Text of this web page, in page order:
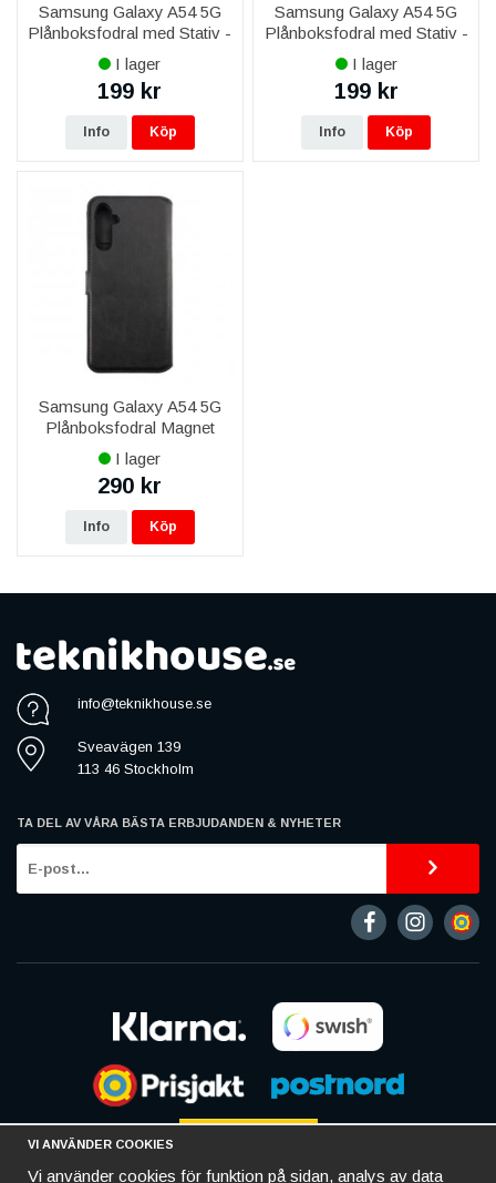
Samsung Galaxy A54 5G
Plånboksfodral med Stativ -
Svart
I lager
199 kr
Info Köp
Samsung Galaxy A54 5G
Plånboksfodral med Stativ -
Brun
I lager
199 kr
Info Köp
Samsung Galaxy A54 5G
Plånboksfodral Magnet
Rvelon - Svart
I lager
290 kr
Info Köp
info@teknikhouse.se
Sveavägen 139
113 46 Stockholm
TA DEL AV VÅRA BÄSTA ERBJUDANDEN & NYHETER
VI ANVÄNDER COOKIES
Vi använder cookies för funktion på sidan, analys av data